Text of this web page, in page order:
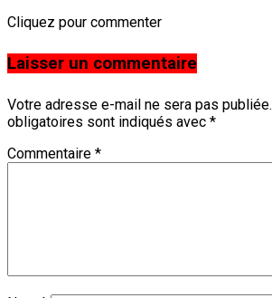
Cliquez pour commenter
Laisser un commentaire
Votre adresse e-mail ne sera pas publiée.
obligatoires sont indiqués avec *
Commentaire *